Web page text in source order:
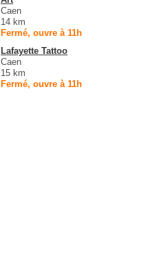
Caen
14 km
Fermé, ouvre à 11h
Lafayette Tattoo
Caen
15 km
Fermé, ouvre à 11h